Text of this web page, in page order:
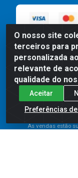
O nosso site
terceiros para
personalizada
relevante de
qualidade do
Aceitar
Preferências
Preços,
para compras
divergência de
As vendas estão